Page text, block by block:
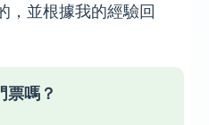
，並根據我的經驗回
票嗎？